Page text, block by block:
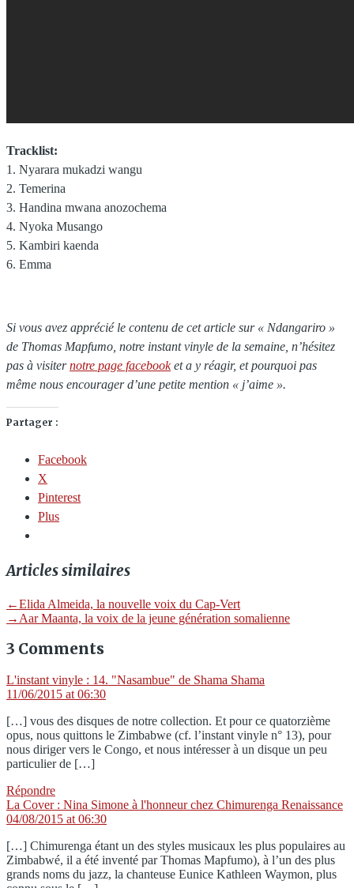
Tracklist:
1. Nyarara mukadzi wangu
2. Temerina
3. Handina mwana anozochema
4. Nyoka Musango
5. Kambiri kaenda
6. Emma
Si vous avez apprécié le contenu de cet article sur « Ndangariro »
de Thomas Mapfumo, notre instant vinyle de la semaine, n’hésitez
pas à visiternotre page facebooket a y réagir, et pourquoi pas
même nous encourager d’une petite mention « j’aime ».
Partager :
Facebook
X
Pinterest
Plus
Articles similaires
Navigation
l’article
←Previous
post:
Elida Almeida, la nouvelle voix du Cap-Vert
→ Next
Aar Maanta, la voix de la jeune génération somalienne
3 Comments
L'instant vinyle : 14. "Nasambue" de Shama Shama
11/06/2015 at 06:30
[…] vous des disques de notre collection. Et pour ce quatorzième
opus, nous quittons le Zimbabwe (cf. l’instant vinyle n° 13), pour
nous diriger vers le Congo, et nous intéresser à un disque un peu
particulier de […]
Répondre
La Cover : Nina Simone à l'honneur chez Chimurenga Renaissance
04/08/2015 at 06:30
[…] Chimurenga étant un des styles musicaux les plus populaires au
Zimbabwé, il a été inventé par Thomas Mapfumo), à l’un des plus
grands noms du jazz, la chanteuse Eunice Kathleen Waymon, plus